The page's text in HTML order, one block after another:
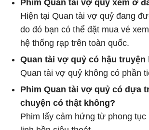
Phim Quan tài vợ quỷ xem ở
Hiện tại Quan tài vợ quỷ đang
do đó bạn có thể đặt mua vé
hệ thống rạp trên toàn quốc.
Quan tài vợ quỷ có hậu truyện
Quan tài vợ quỷ không có phần
Phim Quan tài vợ quỷ có dựa
chuyện có thật không?
Phim lấy cảm hứng từ phong tục